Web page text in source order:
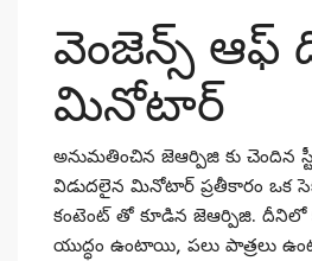
వెంజెన్స్ ఆఫ్
మినోటార్
అనుమతించిన జెఆర్పిజి కు చెందిన
విడుదలైన మినోటార్ ప్రతీకారం ఒక
కంటెంట్ తో కూడిన జెఆర్పిజి. దీనిలో
యుద్ధం ఉంటాయి, పలు పాత్రలు